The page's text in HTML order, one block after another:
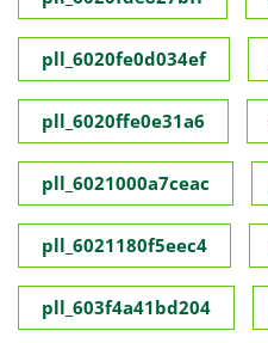
pll_6020fe0d034ef
pll_6020ffe0e31a6
pll_6021000a7ceac
pll_6021180f5eec4
pll_603f4a41bd204